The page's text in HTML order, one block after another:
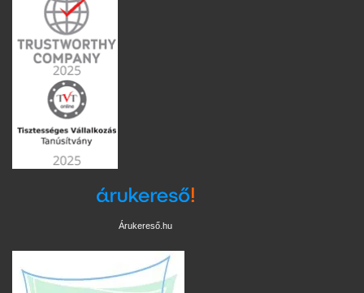
Árukereső.hu